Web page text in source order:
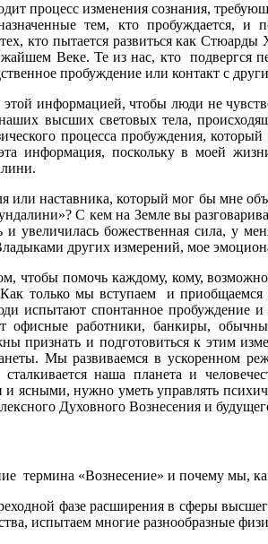
процесс изменения сознания,
тем, кто пробуждается,
кто пытается развиться как
Веке. Те из нас, кто подвергся
пробуждение или контакт с
этой информацией, чтобы люди не
высших световых тела,
процесса пробуждения,
информация, поскольку в моей
или наставника, который мог бы мне
С кем на Земле вы
и увеличилась божественная сила, у
других измерений, мое
чтобы помочь каждому, кому,
только мы вступаем и приобщаемся
испытают спонтанное пробуждение
офисные работники, банкиры,
признать и подготовиться к этим
Мы развиваемся в ускоренном
сталкивается наша планета и
ясными, нужно уметь управлять
Духовного Вознесения и
термина «Вознесение» и почему мы,
фазе расширения в сферы
испытаем многие разнообразные